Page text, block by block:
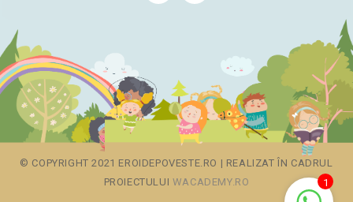
© COPYRIGHT 2021 EROIDEPOVESTE.RO | REALIZAT ÎN CADRUL
PROIECTULUI WACADEMY.RO 1